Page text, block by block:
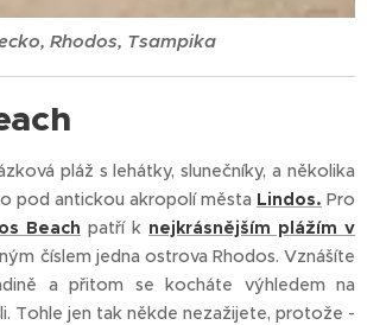
Rhodos, Tsampika
pláž s lehátky, slunečníky, a několika
pod antickou akropolí města Lindos. Pro
Beach patří k nejkrásnějším plážím v
číslem jedna ostrova Rhodos. Vznášíte
a přitom se kocháte výhledem na
Tohle jen tak někde nezažijete, protože -